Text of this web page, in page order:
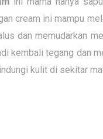
cream ini mampu
dan memudarkan
kembali tegang dan
kulit di sekitar